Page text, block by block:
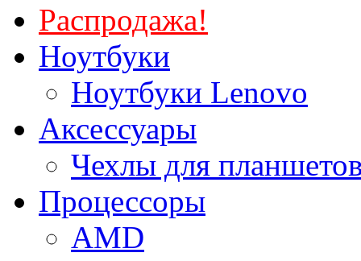
Распродажа!
Ноутбуки
Ноутбуки Lenovo
Аксессуары
Чехлы для
Процессоры
AMD